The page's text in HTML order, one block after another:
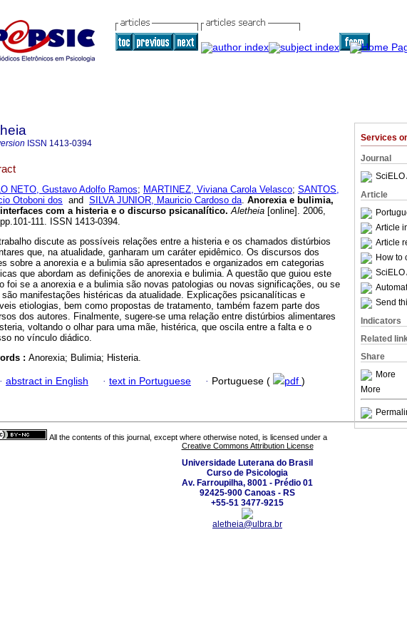
Services
Journal
SciELO
Article
Article
Article
How to
SciELO
Send
Indicators
Related
Share
More
More
ISSN 1413-0394
NETO, Gustavo Adolfo Ramos; MARTINEZ, Viviana Carola Velasco; SANTOS,
Otoboni dos and SILVA JUNIOR, Mauricio Cardoso da. Anorexia e bulimia,
com a histeria e o discurso psicanalítico. Aletheia [online]. 2006,
111. ISSN 1413-0394.
discute as possíveis relações entre a histeria e os chamados distúrbios
que, na atualidade, ganharam um caráter epidêmico. Os discursos dos
sobre a anorexia e a bulimia são apresentados e organizados em categorias
que abordam as definições de anorexia e bulimia. A questão que guiou este
foi se a anorexia e a bulimia são novas patologias ou novas significações, ou se
manifestações histéricas da atualidade. Explicações psicanalíticas e
etiologias, bem como propostas de tratamento, também fazem parte dos
dos autores. Finalmente, sugere-se uma relação entre distúrbios alimentares
voltando o olhar para uma mãe, histérica, que oscila entre a falta e o
no vínculo diádico.
: Anorexia; Bulimia; Histeria.
· abstract in English · text in Portuguese · Portuguese ( pdf )
All the contents of this journal, except where otherwise noted, is licensed under a
Creative Commons Attribution License
Universidade Luterana do Brasil
Curso de Psicologia
Av. Farroupilha, 8001 - Prédio 01
92425-900 Canoas - RS
+55-51 3477-9215
aletheia@ulbra.br